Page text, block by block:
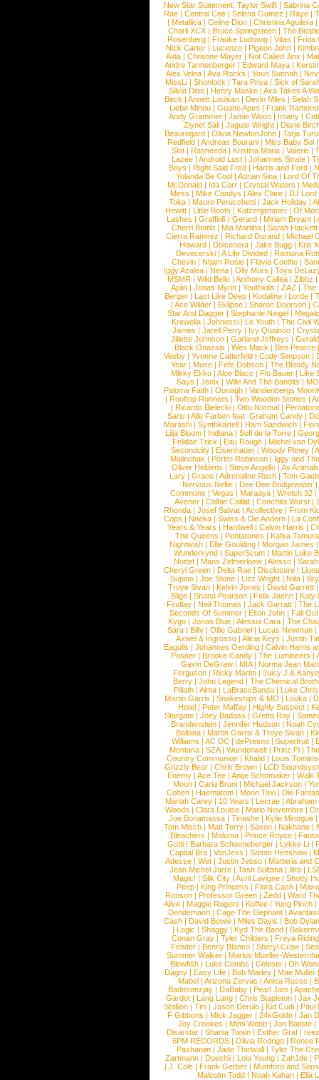
New Star Statement: Taylor Swift | Sabrina
Rae |Central Cee |Selena Gomez |Raye |
| Metallica | Celine Dion | Christina Aguilera |
Charli XCX |Bruce Springsteen |The
Rosenberg | Frauke Ludowig | Vitas | Frida
Nick Carter | Lucenzo | Pigeon John |
Aida |Christine Mayer |Not Called Jinx |
Andre Tannenberger | Edward Maya |
Alex Velea | Ava Rocks | Youn Sunnah |
MissLi | Shonlock | Tara Priya | Sick of
Silvia Dias |Henry Maske |Ava Takes A
Beck |Annett Louisan |Devin Miles |Selah
Liebe Minou |Guano Apes |Frank Ramond
Andy Grammer |Jamie Woon | Imany |
Ziynet Sali |Jaguar Wright |Diane
Beauregard |Olivia NewtonJohn |Tarja
Redfield | Andreas Bourani | Miss Baby Sol
Slot | Rasheeda | Kristina Maria | Valerie |
Lazee | Android Lust | Johannes Strate |
Boys | Right Said Fred | Harris and Ford |
Yolanda Be Cool |Adrian Sina |Lord Of
McDonald | Ida Corr |Crystal Waters |
Mess | Mike Candys | Alex Clare | DJ Lord
Toka | Mauro Perucchetti | Jack Holiday |
Hewitt |Little Boots |Katzenjammer |Of
Lashes |Graffiti6 |Gerard |Miriam Bryant |
Cherri Bomb | Mia Martina | Sarah Hackett
Cierra Ramirez | Richard Durand | Michael
Howard |Dolcenera |Jake Bugg |Kris
Devecerski |A Life Divided |Ramona
Chevin |Ntjam Rosie |Flavia Coelho |
Iggy Azalea | Nena | Olly Murs | Toya
MSMR |Wild Belle |Anthony Callea |Zibbz
Aplin | Jonas Myrin | Youthkills | ZAZ | The
Berger |Last Like Deep |Kodaline |Lorde |
|Ace Wilder |Eklipse |Sharon Doorson |
Star And Dagger | Stephanie Neigel |
Krewella | Johnossi | Le Youth | The Civil
James | Jarell Perry | Ivy Quainoo |
Jillette Johnson | Garland Jeffreys |
Black Onassis | Wes Mack | Ben Pearce
Veeby | Yvonne Catterfeld | Cody Simpson |
Year |Muse |Fefe Dobson |The Bloody
Mikky Ekko | Aloe Blacc | Flo Bauer | Like
Says | Jenix | Wille And The Bandits | MO
Paloma Faith |Oonagh |Vandenbergs
|Rooftop Runners |Two Wooden Stones |
| Ricardo Bielecki | Otto Normal |
Saris | Alle Farben feat. Graham Candy |
Marashi | Synthkartell | Ham Sandwich |
Lilja Bloom | Indiana | Sofi de la Torre |
Felidae Trick | Eau Rouge | Michel van
Secondcity |Eisenhauer |Woody Pitney |
Malinchak |Porter Robinson | Iggy and
Oliver Heldens |Steve Angello |As Animals
Lary | Grace | Adrenaline Rush | Tom
Nervous Nellie | Dee Dee Bridgewater |
Commons |Vegas |Maraaya |Wretch 32 |
Avener | Colbie Caillat | Conchita Wurst |
Rhonda | Josef Salvat | Acollective | From
Cops | Nneka | Swiss & Die Andern | La
Years & Years |Hardwell |Calvin Harris |
The Queens | Pentatones | Kafka Tamura
Nightwish |Ellie Goulding |Morgan James
Wunderkynd | SuperScum | Martin Luke
Nottet |Mans Zelmerloew |Alesso |
Cheryl Green |Delta Rae |Disclosure |
Supino |Joe Stone |Lizz Wright |Niila |
Troye Sivan | Kelvin Jones | David Garrett
Blige | Shana Pearson | Felix Jaehn | Katy
Findlay |Neil Thomas |Jack Garratt |The
Seconds Of Summer |Elton John |Fall
Kygo |Jonas Blue |Alessia Cara |The
Sara |Billy |Ollie Gabriel |Lucas Newman |
Axwel & Ingrosso | Alicia Keys | Justin
Eagulls |Johannes Oerding |Calvin Harris
Posner |Brooke Candy |The Lumineers |
Gavin DeGraw | MIA| Norma Jean
Ferguson | Ricky Martin | Juicy J &
Berry | John Legend | The Chemical
Pillath |Alma |LaBrassBanda |Luke
Martin Garrix | Snakeships & MO | Louka |
Hotel | Peter Maffay | Highly Suspect |
Stargate |Joey Badass |Gretta Ray |
Brandenstein |Jennifer Hudson |Noah
Balbina | Martin Garrix & Troye Sivan |
Williams |AC DC |dePresno |Superfruit |
Montana |SZA|Wunderwelt |Prinz Pi |
Country Communion | Khalid | Louis
Grizzly Bear | Chris Brown | LCD
Enemy | Ace Tee | Antje Schomaker | Walk
Moon |Carla Bruni |Michael Jackson |
Cohen |Haematom |Moon Taxi |Die
Mariah Carey | 10 Years | Lecrae | Abraham
Woods |Clara Louise |Mario Novembre |
Joe Bonamassa | Tinashe | Kylie Minogue |
Tom Misch |Matt Terry |Saxon |Nakhane |
Bleachers | Maluma | Prince Royce |
Gotti |Barbara Schoeneberger |Lykke Li |
Capital Bra |VanJess |Samm Henshaw |
Adesse |Wet |Justin Jesso |Marteria and
Jean Michel Jarre |Tash Sultana | Ilira |
Magic! | Silk City | Avril Lavigne | Shotty
Peep |King Princess |Flora Cash |
Ronson |Professor Green |Zedd |Ward
Alive |Maggie Rogers |Koffee |Yung Pinch |
Dendemann |Cage The Elephant |
Cash | David Bowie | Miles Davis | Bob Dylan
|Logic |Shaggy |Kyd The Band |
Conan Gray |Tyler Childers |Freya
Fender |Benny Blanco |Sheryl Crow |
Summer Walker |Marius Mueller-
Blowfish | Luke Combs | Celeste | Oh
Dagny |Easy Life |Bob Marley |Mae Muller
Mabel |Arizona Zervas |Anica Russo |
Badmomzjay |DaBaby |Pearl Jam |
Gardot | Lang Lang | Chris Stapleton | Jax
Stallion |Tini |Jason Derulo |Kid Cudi |Paul
F Gibbons | Mick Jagger | 24kGoldn | Jan
Joy Crookes | Mimi Webb | Jon Batiste |
Disarstar | Shania Twain | Esther Graf |
6PM RECORDS | Olivia Rodrigo | Renee
Pashanim |Jade Thirlwall |Tyler The
Zartmann | Doechii | Lola Young | Zah1de |
| J. Cole | Frank Gerber | Mumford and Sons
Malcolm Todd | Noah Kahan | Ella